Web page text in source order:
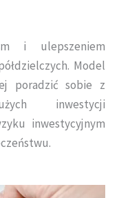
i ulepszeniem
Model
poradzić sobie z
inwestycji
inwestycyjnym